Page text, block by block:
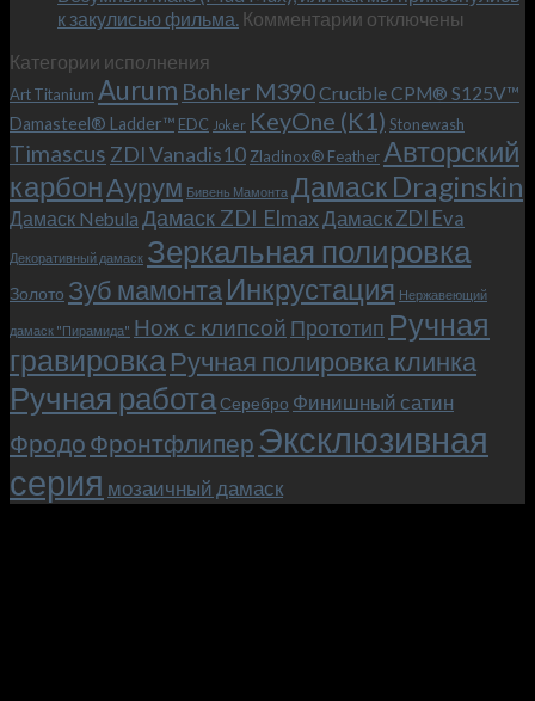
Теперь
и
клипсой!
к закулисью фильма. Комментарии к
Макс
(Mad
Max),
или
как
мы
прикоснулись
к
фильма.
отключены
Категории исполнения
Art Titanium Aurum Bohler M390Crucible CPM® S125V™
Damasteel® Ladder™ EDC Joker KeyOne (K1) Stonewash
Timascus ZDI Vanadis10 Zladinox® FeatherАвторский
карбонАурум Бивень Мамонта Дамаск Draginskin
Дамаск Nebula Дамаск ZDI Elmax Дамаск ZDI Eva
Декоративный дамаск Зеркальная полировка
Золото Зуб мамонтаИнкрустация Нержавеющий
дамаск "Пирамида" Нож с клипсой Прототип Ручная
гравировкаРучная полировка клинка
Ручная работа Серебро Финишный сатин
Фродо Фронтфлипер Эксклюзивная
серия мозаичный дамаск